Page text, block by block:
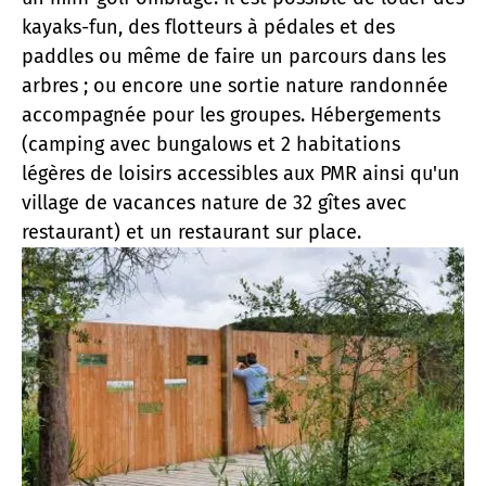
kayaks-fun, des flotteurs à pédales et des
paddles ou même de faire un parcours dans les
arbres ; ou encore une sortie nature randonnée
accompagnée pour les groupes. Hébergements
(camping avec bungalows et 2 habitations
légères de loisirs accessibles aux PMR ainsi qu'un
village de vacances nature de 32 gîtes avec
restaurant) et un restaurant sur place.